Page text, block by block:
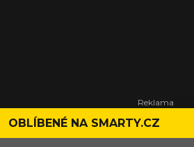
OBLÍBENÉ NA SMARTY.CZ